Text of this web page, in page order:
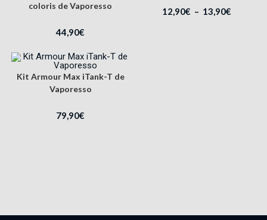
coloris de Vaporesso
44,90€
12,90€ – 13,90€
Kit Armour Max iTank-T de
Vaporesso
79,90€